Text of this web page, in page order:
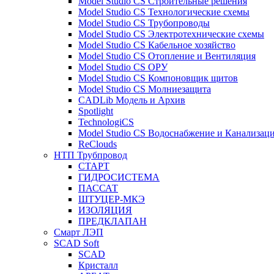
Model Studio CS Технологические схемы
Model Studio CS Трубопроводы
Model Studio CS Электротехнические схемы
Model Studio CS Кабельное хозяйство
Model Studio CS Отопление и Вентиляция
Model Studio CS ОРУ
Model Studio CS Компоновщик щитов
Model Studio CS Молниезащита
CADLib Модель и Архив
Spotlight
TechnologiCS
Model Studio CS Водоснабжение и
ReClouds
НТП Трубпровод
СТАРТ
ГИДРОСИСТЕМА
ПАССАТ
ШТУЦЕР-МКЭ
ИЗОЛЯЦИЯ
ПРЕДКЛАПАН
Смарт ЛЭП
SCAD Soft
SCAD
Кристалл